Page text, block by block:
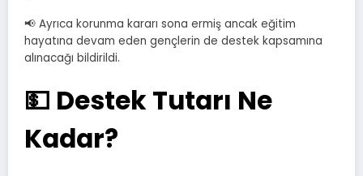
📢 Ayrıca korunma kararı sona ermiş ancak eğitim
hayatına devam eden gençlerin de destek kapsamına
alınacağı bildirildi.
💵 Destek Tutarı Ne
Kadar?